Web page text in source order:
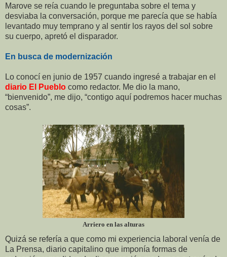
Marove se reía cuando le preguntaba sobre el tema y
desviaba la conversación, porque me parecía que se había
levantado muy temprano y al sentir los rayos del sol sobre
su cuerpo, apretó el disparador.
En busca de modernización
Lo conocí en junio de 1957 cuando ingresé a trabajar en el
diario El Pueblo como redactor. Me dio la mano,
“bienvenido”, me dijo, “contigo aquí podremos hacer muchas
cosas”.
Arriero en las alturas
Quizá se refería a que como mi experiencia laboral venía de
La Prensa, diario capitalino que imponía formas de